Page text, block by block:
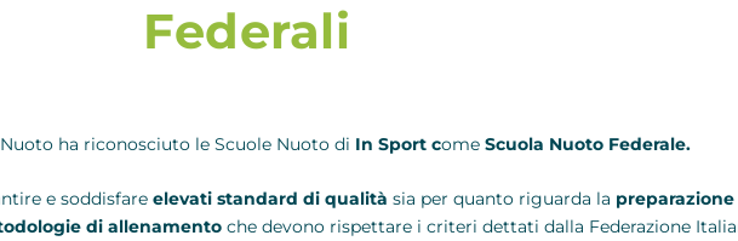
Federali
ha riconosciuto le Scuole Nuoto di In Sport come Scuola Nuoto Federale.
e soddisfare elevati standard di qualità sia per quanto riguarda la
di allenamento che devono rispettare i criteri dettati dalla Federazione